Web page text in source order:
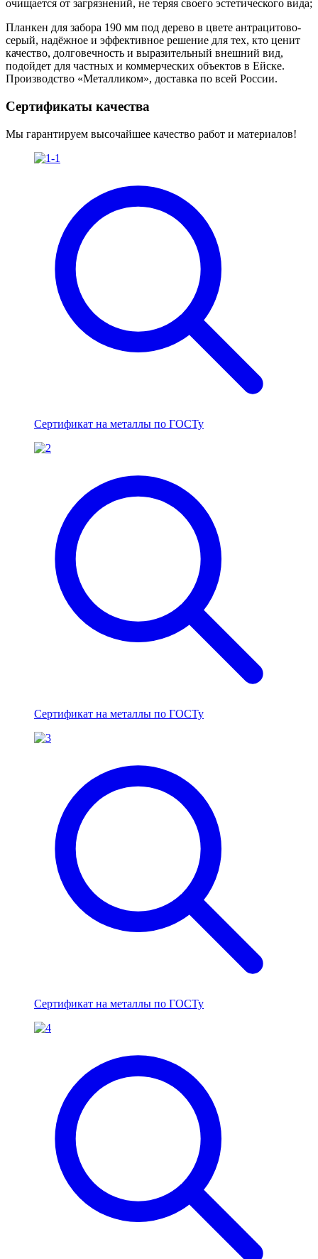
очищается от загрязнений, не теряя своего эстетического вида;
Планкен для забора 190 мм под дерево в цвете антрацитово-
серый, надёжное и эффективное решение для тех, кто ценит
качество, долговечность и выразительный внешний вид,
подойдет для частных и коммерческих объектов в Ейске.
Производство «Металликом», доставка по всей России.
Сертификаты качества
Мы гарантируем высочайшее качество работ и материалов!
Сертификат на металлы по ГОСТу
Сертификат на металлы по ГОСТу
Сертификат на металлы по ГОСТу